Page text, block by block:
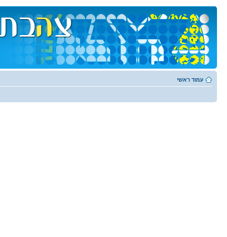
עמוד ראשי